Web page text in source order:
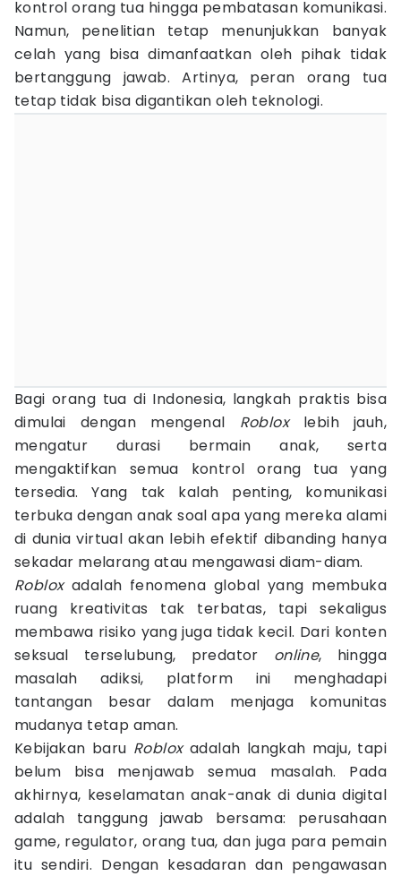
kontrol orang tua hingga pembatasan komunikasi.
Namun, penelitian tetap menunjukkan banyak
celah yang bisa dimanfaatkan oleh pihak tidak
bertanggung jawab. Artinya, peran orang tua
tetap tidak bisa digantikan oleh teknologi.
Bagi orang tua di Indonesia, langkah praktis bisa
dimulai dengan mengenal Robloxlebih jauh,
mengatur durasi bermain anak, serta
mengaktifkan semua kontrol orang tua yang
tersedia. Yang tak kalah penting, komunikasi
terbuka dengan anak soal apa yang mereka alami
di dunia virtual akan lebih efektif dibanding hanya
sekadar melarang atau mengawasi diam-diam.
Robloxadalah fenomena global yang membuka
ruang kreativitas tak terbatas, tapi sekaligus
membawa risiko yang juga tidak kecil. Dari konten
seksual terselubung, predator online, hingga
masalah adiksi, platform ini menghadapi
tantangan besar dalam menjaga komunitas
mudanya tetap aman.
Kebijakan baru Robloxadalah langkah maju, tapi
belum bisa menjawab semua masalah. Pada
akhirnya, keselamatan anak-anak di dunia digital
adalah tanggung jawab bersama: perusahaan
game, regulator, orang tua, dan juga para pemain
itu sendiri. Dengan kesadaran dan pengawasan